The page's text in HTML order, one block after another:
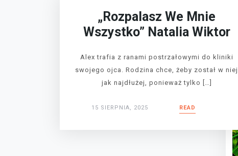
„Rozpalasz We Mnie
Wszystko” Natalia Wiktor
Alex trafia z ranami postrzałowymi do kliniki
swojego ojca. Rodzina chce, żeby został w niej
jak najdłużej, ponieważ tylko […]
15 SIERPNIA, 2025 READ